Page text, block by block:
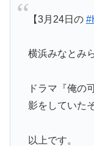
【3月24日の
横浜みなとみ
ドラマ『俺の
影をしていた
以上です。